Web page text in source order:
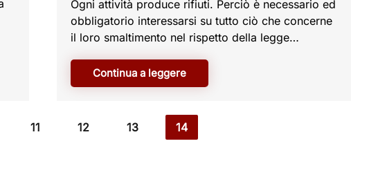
Ogni attività produce rifiuti. Perciò è necessario ed
obbligatorio interessarsi su tutto ciò che concerne
il loro smaltimento nel rispetto della legge…
Continua a leggere
11 12 13 14